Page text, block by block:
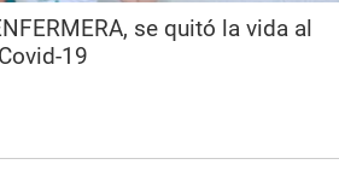
se quitó la vida al
19